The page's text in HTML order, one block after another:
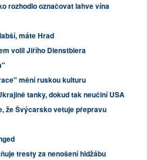
rozhodlo označovat lahve vína
máte Hrad
volil Jiřího Dienstbiera
mění ruskou kulturu
tanky, dokud tak neučiní USA
že Švýcarsko vetuje přepravu
tresty za nenošení hidžábu